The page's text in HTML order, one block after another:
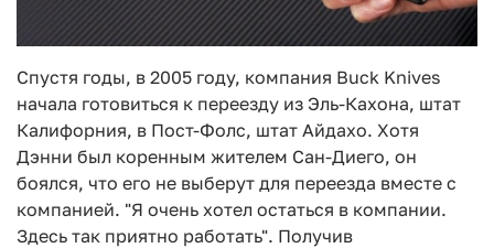
Спустя годы, в 2005 году, компания Buck Knives
начала готовиться к переезду из Эль-Кахона, штат
Калифорния, в Пост-Фолс, штат Айдахо. Хотя
Дэнни был коренным жителем Сан-Диего, он
боялся, что его не выберут для переезда вместе с
компанией. "Я очень хотел остаться в компании.
Здесь так приятно работать". Получив